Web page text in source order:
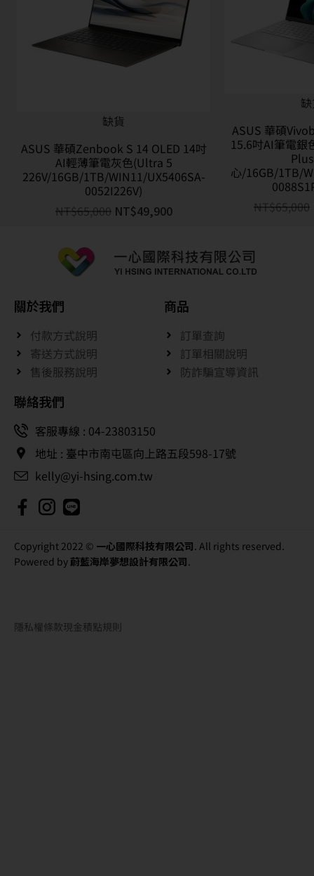
缺貨
ASUS 華碩Zenbook S 14 OLED 14吋
AI輕薄筆電灰色(Ultra 5
226V/16GB/1TB/WIN11/UX5406SA-
0052I226V)
NT$65,000 NT$49,900
ASUS 華碩
15.6吋AI筆電銀
心/16GB/1TB/
NT$65,000
關於我們
付款方式說明
寄送方式說明
售後服務說明
商品
訂單查詢
訂單相關說明
防詐騙宣導資訊
聯絡我們
客服專線 : 04-23803150
地址 : 臺中市南屯區向上路五段598-17號
kelly@yi-hsing.com.tw
Copyright 2022 © 一心國際科技有限公司. All rights reserved.
Powered by蔚藍海岸夢想設計有限公司.
隱私權條款現金積點規則